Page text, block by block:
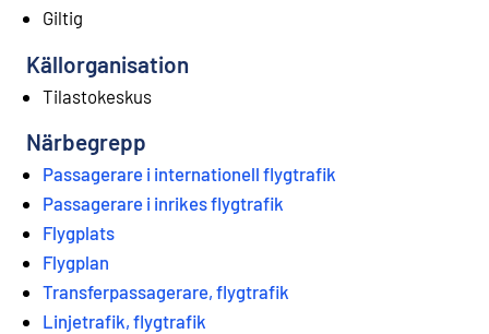
Giltig
Källorganisation
Tilastokeskus
Närbegrepp
Passagerare i internationell flygtrafik
Passagerare i inrikes flygtrafik
Flygplats
Flygplan
Transferpassagerare, flygtrafik
Linjetrafik, flygtrafik